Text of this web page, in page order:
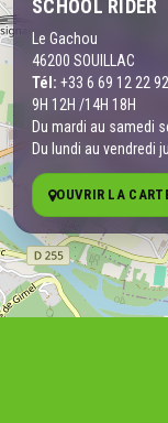
SCHOOL RIDER
Le Gachou
46200 SOUILLAC
Tél: +33 6 69 12 22 92
9H 12H /14H 18H
Du mardi au samedi
Du lundi au vendredi
OUVRIR LA